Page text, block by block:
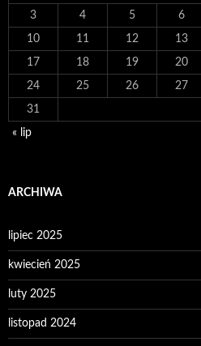
3 4 5 6
10 11 12 13
17 18 19 20
24 25 26 27
31
« lip
ARCHIWA
lipiec 2025
kwiecień 2025
luty 2025
listopad 2024